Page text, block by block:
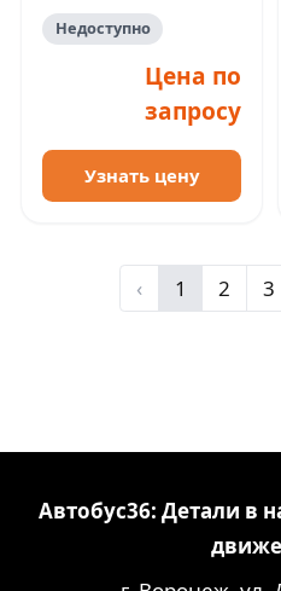
Недоступно
Цена по
запросу
Узнать цену
‹ 1 2 3
Автобус36: Детали в